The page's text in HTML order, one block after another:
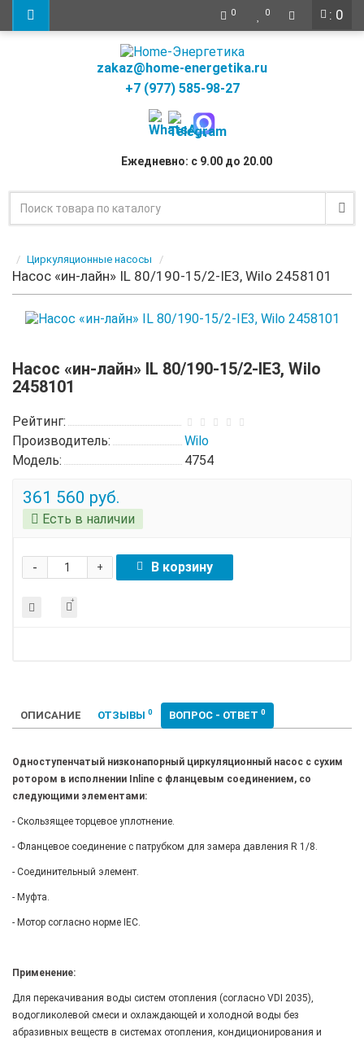
: 0
0 0
zakaz@home-energetika.ru
+7 (977) 585-98-27
Ежедневно: с 9.00 до 20.00
Циркуляционные насосы
Насос «ин-лайн» IL 80/190-15/2-IE3, Wilo 2458101
Насос «ин-лайн» IL 80/190-15/2-IE3, Wilo
2458101
Рейтинг:
Производитель:
Wilo
Модель:
4754
361 560 руб.
Есть в наличии
+
- В корзину
ОПИСАНИЕ ОТЗЫВЫ 0 ВОПРОС - ОТВЕТ 0
Одноступенчатый низконапорный циркуляционный насос с сухим
ротором в исполнении Inline с фланцевым соединением, со
следующими элементами:
- Скользящее торцевое уплотнение.
- Фланцевое соединение с патрубком для замера давления R 1/8.
- Соединительный элемент.
- Муфта.
- Мотор согласно норме IEC.
Применение:
Для перекачивания воды систем отопления (согласно VDI 2035),
водогликолевой смеси и охлаждающей и холодной воды без
абразивных веществ в системах отопления, кондиционирования и